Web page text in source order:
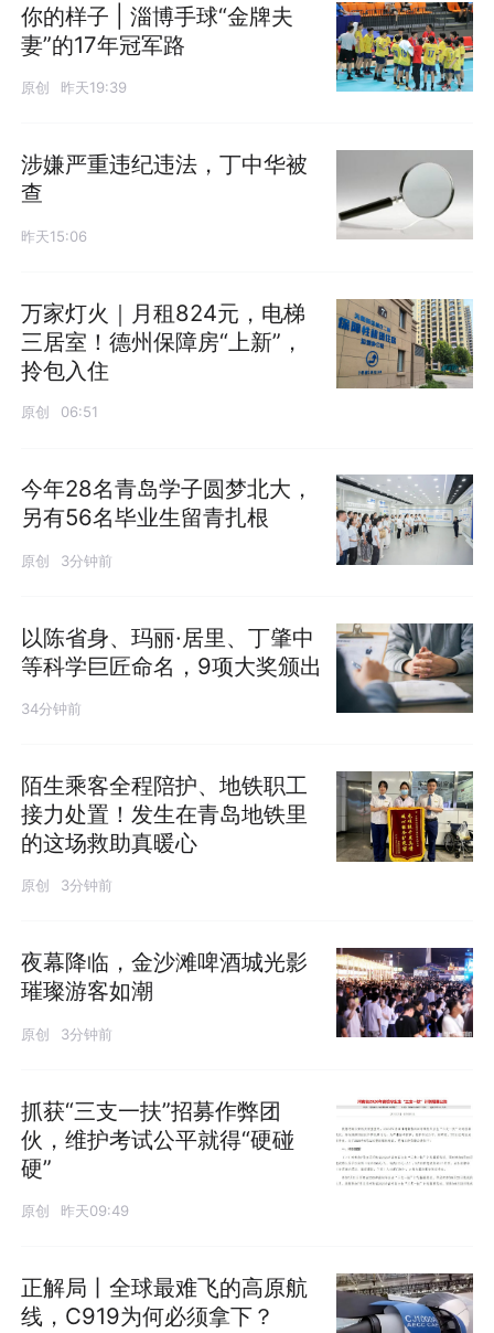
你的样子 | 淄博手球“金牌夫
妻”的17年冠军路
原创 昨天19:39
涉嫌严重违纪违法，丁中华被
查
昨天15:06
万家灯火｜月租824元，电梯
三居室！德州保障房“上新”，
拎包入住
原创 06:51
今年28名青岛学子圆梦北大，
另有56名毕业生留青扎根
原创 3分钟前
以陈省身、玛丽·居里、丁肇中
等科学巨匠命名，9项大奖颁出
34分钟前
陌生乘客全程陪护、地铁职工
接力处置！发生在青岛地铁里
的这场救助真暖心
原创 3分钟前
夜幕降临，金沙滩啤酒城光影
璀璨游客如潮
原创 3分钟前
抓获“三支一扶”招募作弊团
伙，维护考试公平就得“硬碰
硬”
原创 昨天09:49
正解局丨全球最难飞的高原航
线，C919为何必须拿下？